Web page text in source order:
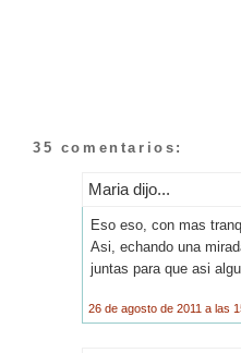
35 comentarios:
Maria dijo...
Eso eso, con mas
Asi, echando una
juntas para que asi
26 de agosto de 2011 a las